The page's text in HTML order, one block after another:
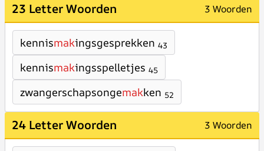
23 Letter Woorden 3 Woorden
kennismakingsgesprekken 43
kennismakingsspelletjes 45
zwangerschapsongemakken 52
24 Letter Woorden 3 Woorden